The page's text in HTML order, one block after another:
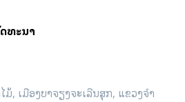
ທະນາ
, ເມືອງບາຈຽງຈະເລີນສຸກ, ແຂວງຈຳ